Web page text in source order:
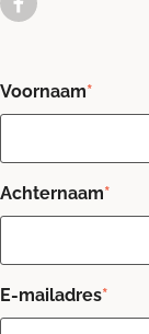
Voornaam*
Achternaam*
E-mailadres*